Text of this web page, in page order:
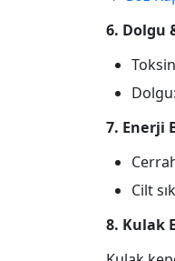
6. Dolgu
7. Enerji
Cilt
8. Kulak